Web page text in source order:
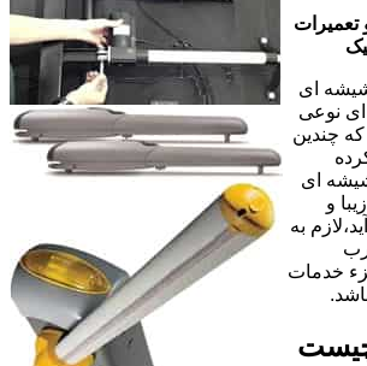
تعمیرات
شیشه ای
نوعی
که چندین
ای
و
به
خدمات